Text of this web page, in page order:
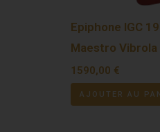
Epiphone IGC
Maestro Vibrola
1590,00 €
AJOUTER AU